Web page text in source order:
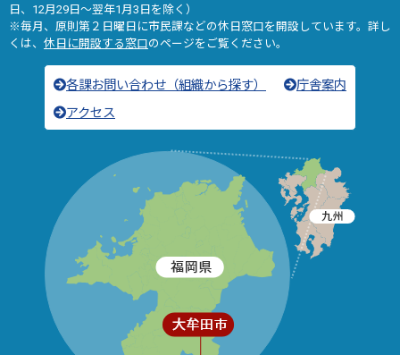
日、12月29日～翌年1月3日を除く）
※毎月、原則第２日曜日に市民課などの休日窓口を開設しています。詳し
くは、 休日に開設する窓口のページをご覧ください。
各課お問い合わせ（組織から探す）
庁舎案内
アクセス